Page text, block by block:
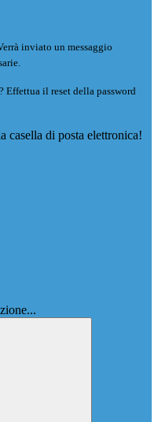
inviato un messaggio
Effettua il reset della password
casella di posta elettronica!